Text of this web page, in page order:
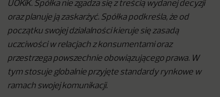
UOKiK. Spółka nie zgadza się z treścią wydanej decyzji
oraz planuje ją zaskarżyć. Spółka podkreśla, że od
początku swojej działalności kieruje się zasadą
uczciwości w relacjach z konsumentami oraz
przestrzega powszechnie obowiązującego prawa. W
tym stosuje globalnie przyjęte standardy rynkowe w
ramach swojej komunikacji.